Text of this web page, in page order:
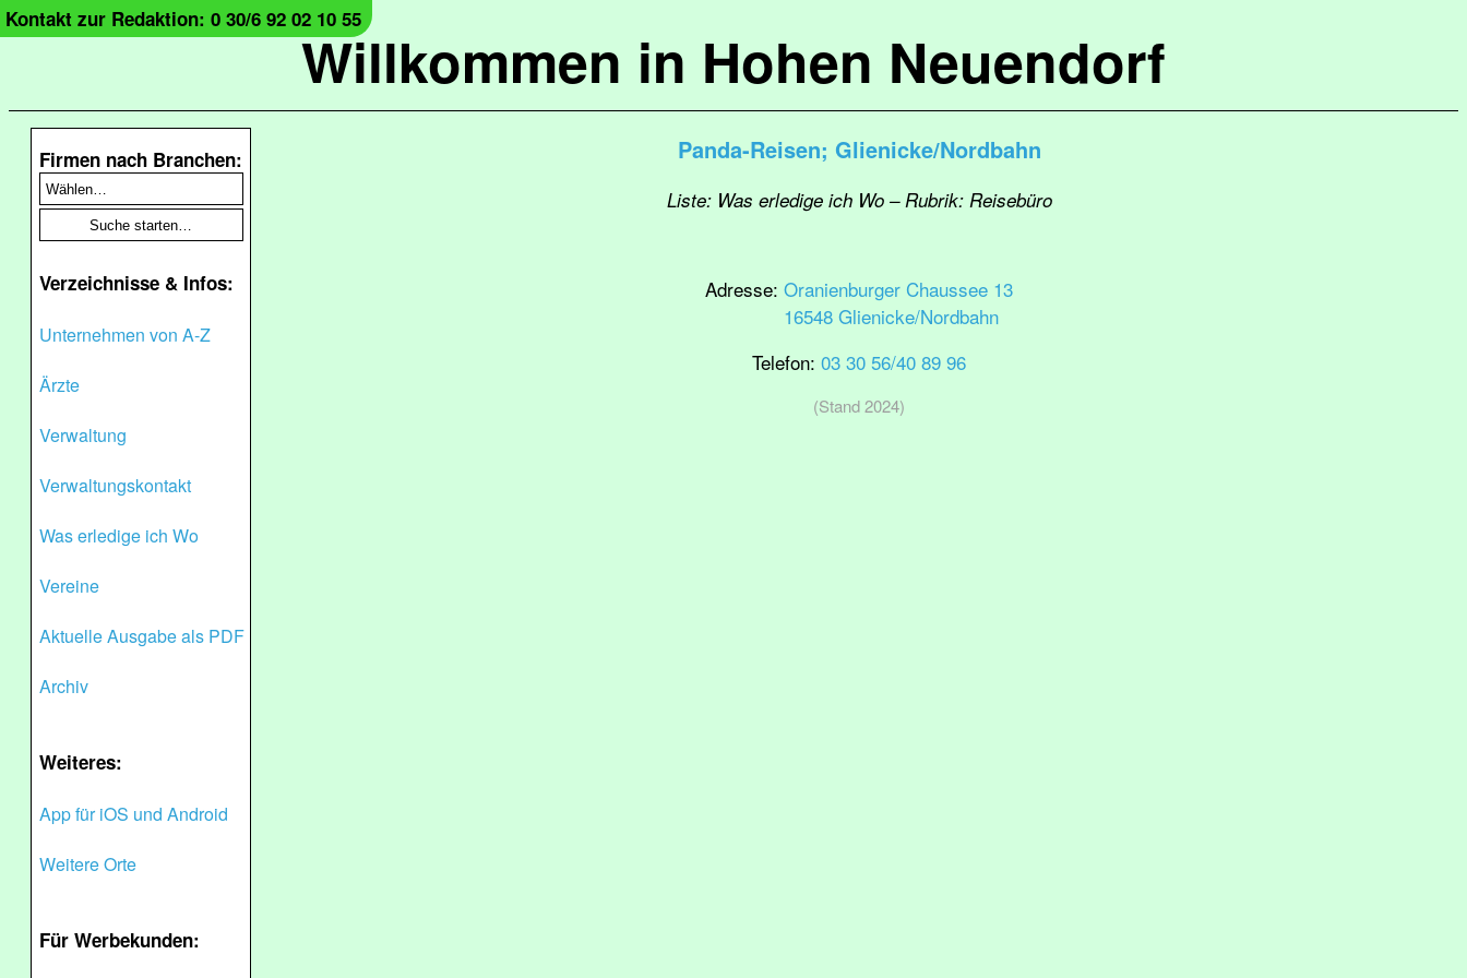
Willkommen in Hohen Neuendorf
Kontakt zur Redaktion: 0 30/6 92 02 10 55
Firmen nach Branchen:
Verzeichnisse & Infos:
Unternehmen von A-Z
Ärzte
Verwaltung
Verwaltungskontakt
Was erledige ich Wo
Vereine
Aktuelle Ausgabe als PDF
Archiv
Weiteres:
App für iOS und Android
Weitere Orte
Für Werbekunden:
Panda-Reisen; Glienicke/Nordbahn
Liste: Was erledige ich Wo – Rubrik: Reisebüro
Adresse: Oranienburger Chaussee 13
16548 Glienicke/Nordbahn
Telefon: 03 30 56/40 89 96
(Stand 2024)